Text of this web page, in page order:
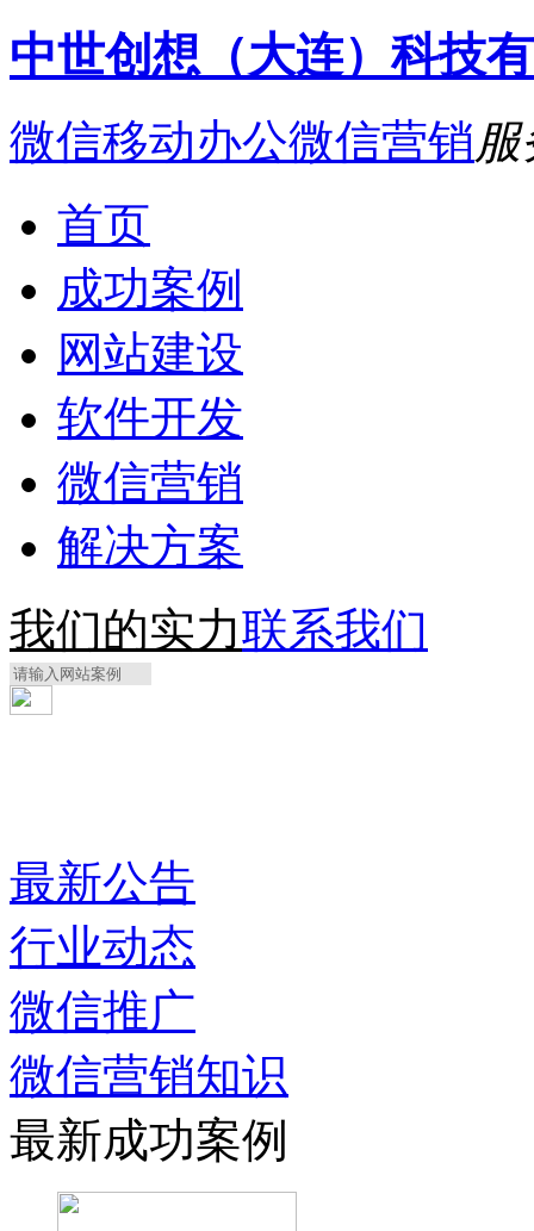
中世创想（大连）科技
微信移动办公微信营销服
首页
成功案例
网站建设
软件开发
微信营销
解决方案
我们的实力联系我们
最新公告
行业动态
微信推广
微信营销知识
最新成功案例